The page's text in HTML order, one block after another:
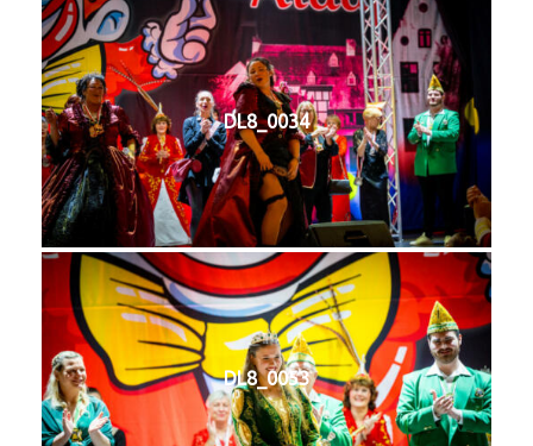
DL8_0034
DL8_0053